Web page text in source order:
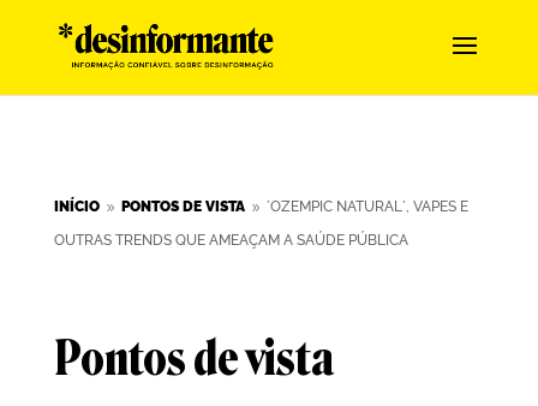
INÍCIO 9 PONTOS DE VISTA 9 ´OZEMPIC NATURAL´, VAPES E
OUTRAS TRENDS QUE AMEAÇAM A SAÚDE PÚBLICA
Pontos de vista